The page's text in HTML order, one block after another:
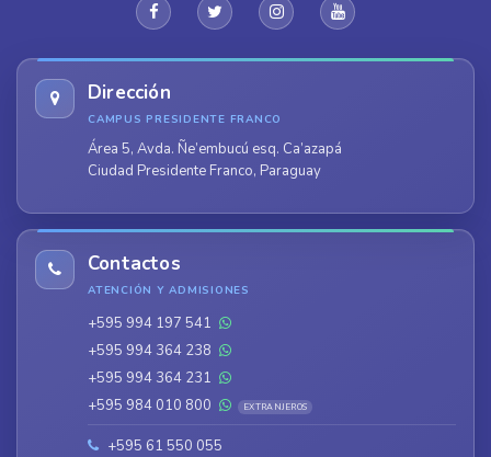
Dirección
CAMPUS PRESIDENTE FRANCO
Área 5, Avda. Ñe’embucú esq. Ca’azapá
Ciudad Presidente Franco, Paraguay
Contactos
ATENCIÓN Y ADMISIONES
+595 994 197 541
+595 994 364 238
+595 994 364 231
+595 984 010 800
EXTRANJEROS
+595 61 550 055